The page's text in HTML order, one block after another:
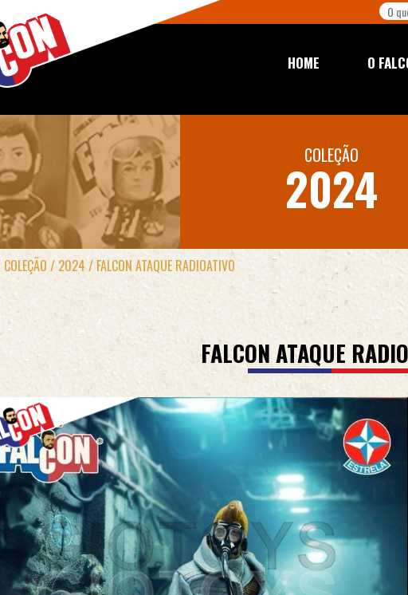
O
HOME
COLEÇÃO
2024
COLEÇÃO / 2024 / FALCON ATAQUE RADIOATIVO
FALCON ATAQUE